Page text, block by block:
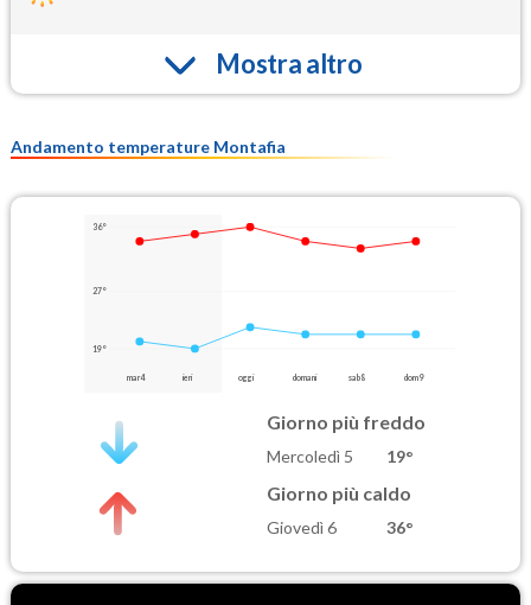
Mostra altro
Andamento temperature Montafia
36°
27°
19°
mar 4 ieri oggi domani sab 8 dom 9
Giorno più freddo
Mercoledì 5 19°
Giorno più caldo
Giovedì 6 36°